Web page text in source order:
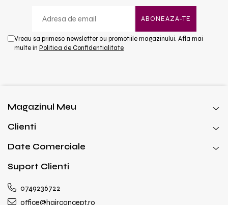
Vreau sa primesc newsletter cu promotiile magazinului. Afla mai
multe in Politica de Confidentialitate
Magazinul Meu
Clienti
Date Comerciale
Suport Clienti
0749236722
office@hairconcept.ro